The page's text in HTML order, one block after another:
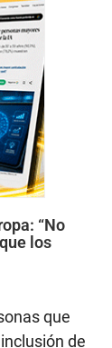
“No
los
que
de